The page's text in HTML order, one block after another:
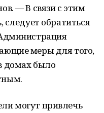
— В связи с этим
обратиться
меры для того,
домах было
могут привлечь